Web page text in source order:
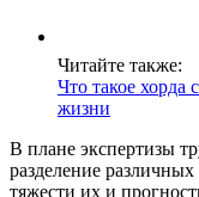
Читайте также:
Что такое хорда
жизни
В плане экспертизы
разделение
тяжести их и